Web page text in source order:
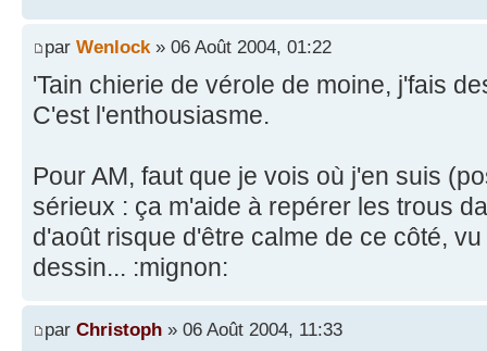
par Wenlock» 06 Août 2004, 01:22
'Tain chierie de vérole de moine, j'fais
C'est l'enthousiasme.
Pour AM, faut que je vois où j'en suis
sérieux : ça m'aide à repérer les trous
d'août risque d'être calme de ce côté,
dessin... :mignon:
par Christoph » 06 Août 2004, 11:33